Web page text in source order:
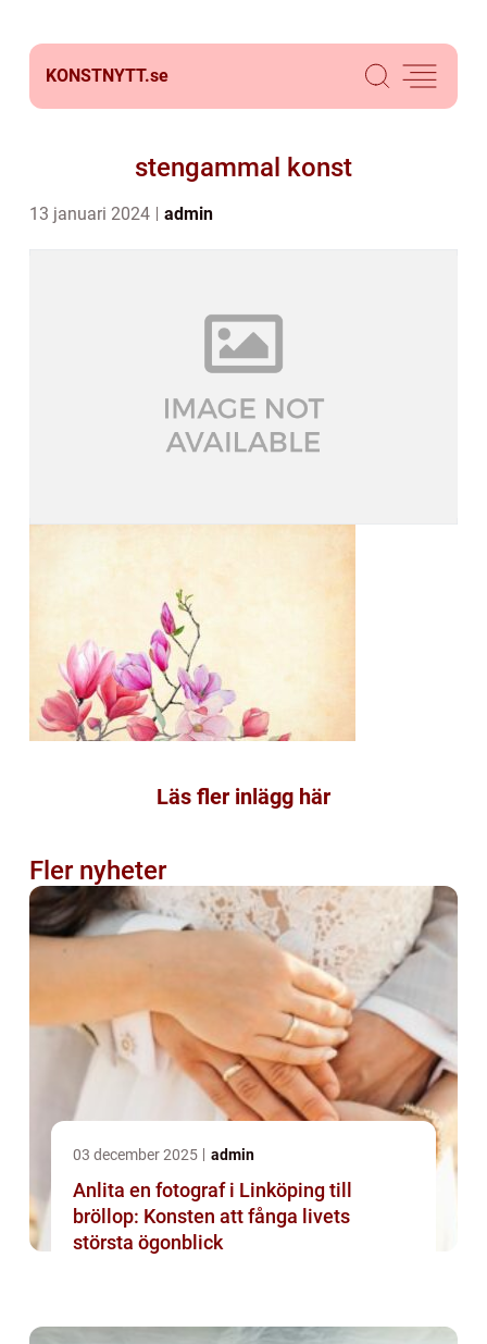
KONSTNYTT.se
stengammal konst
13 januari 2024 admin
Läs fler inlägg här
Fler nyheter
03 december 2025 admin
Anlita en fotograf i Linköping till
bröllop: Konsten att fånga livets
största ögonblick